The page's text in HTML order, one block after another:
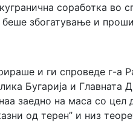
соработка
беше збогатување и
и ги спроведе г-а
Бугарија и
заедно на маса со
од терен” и низ